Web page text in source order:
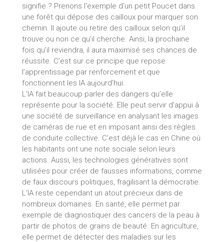
signifie ? Prenons l'exemple d'un petit Poucet dans
une forêt qui dépose des cailloux pour marquer son
chemin. Il ajoute ou retire des cailloux selon qu’il
trouve ou non ce qu’il cherche. Ainsi, la prochaine
fois qu'il reviendra, il aura maximisé ses chances de
réussite. C’est sur ce principe que repose
l’apprentissage par renforcement et que
fonctionnent les IA aujourd’hui.
L’IA fait beaucoup parler des dangers qu’elle
représente pour la société. Elle peut servir d’appui à
une société de surveillance en analysant les images
de caméras de rue et en imposant ainsi des règles
de conduite collective. C’est déjà le cas en Chine où
les habitants ont une note sociale selon leurs
actions. Aussi, les technologies génératives sont
utilisées pour créer de fausses informations, comme
de faux discours politiques, fragilisant la démocratie.
L’IA reste cependant un atout précieux dans de
nombreux domaines. En santé, elle permet par
exemple de diagnostiquer des cancers de la peau à
partir de photos de grains de beauté. En agriculture,
elle permet de détecter des maladies sur les